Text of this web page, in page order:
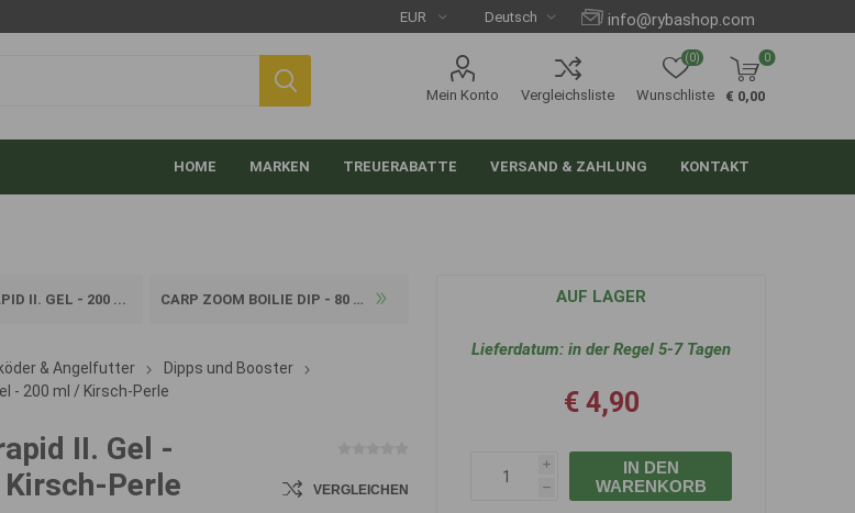
info@rybashop.com
Mein Konto Vergleichsliste Wunschliste
(0) 0
€ 0,00
HOME MARKEN TREUERABATTE VERSAND & ZAHLUNG KONTAKT
II. GEL - 200 ... CARP ZOOM BOILIE DIP - 80 M...
& Angelfutter
Dipps und Booster
- 200 ml / Kirsch-Perle
II. Gel -
Perle
VERGLEICHEN
AUF LAGER
Lieferdatum: in der Regel 5-7 Tagen
€ 4,90
i
h
IN DEN
WARENKORB